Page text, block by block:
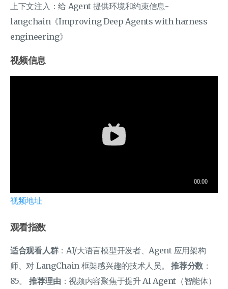
上下文注入：给 Agent 提供环境和约束信息-
langchain《Improving Deep Agents with harness
engineering》
视频信息
视频地址
观看指数
适合观看人群：AI/大语言模型开发者、Agent 应用架构
师、对 LangChain 框架感兴趣的技术人员。推荐分数 ：
85。 推荐理由 ：视频内容聚焦于提升 AI Agent（智能体）